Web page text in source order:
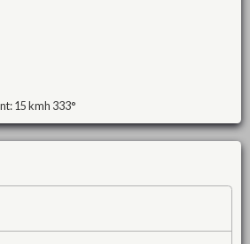
15 kmh 333°